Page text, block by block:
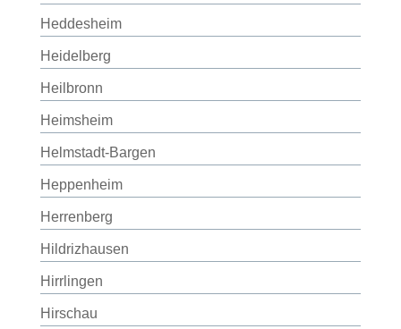
Heddesheim
Heidelberg
Heilbronn
Heimsheim
Helmstadt-Bargen
Heppenheim
Herrenberg
Hildrizhausen
Hirrlingen
Hirschau